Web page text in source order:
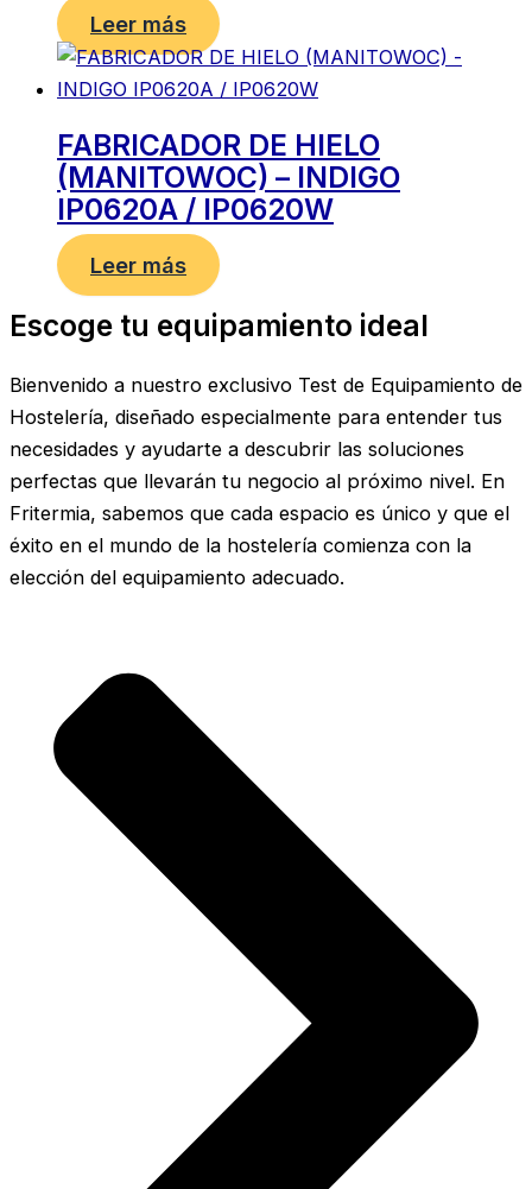
Leer más
FABRICADOR DE HIELO
(MANITOWOC) – INDIGO
IP0620A / IP0620W
Leer más
Escoge tu equipamiento ideal
Bienvenido a nuestro exclusivo Test de Equipamiento de
Hostelería, diseñado especialmente para entender tus
necesidades y ayudarte a descubrir las soluciones
perfectas que llevarán tu negocio al próximo nivel. En
Fritermia, sabemos que cada espacio es único y que el
éxito en el mundo de la hostelería comienza con la
elección del equipamiento adecuado.